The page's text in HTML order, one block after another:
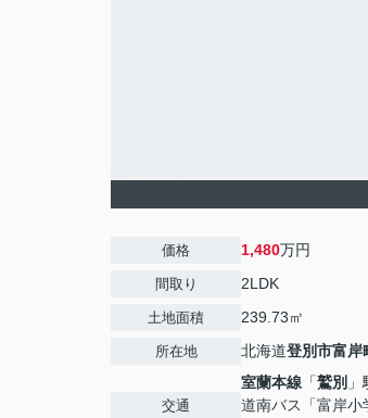
価格 1,480万円
間取り 2LDK
土地面積 239.73㎡
所在地 北海道登別市富岸
交通
室蘭本線 「鷲別
道南バス「富岸